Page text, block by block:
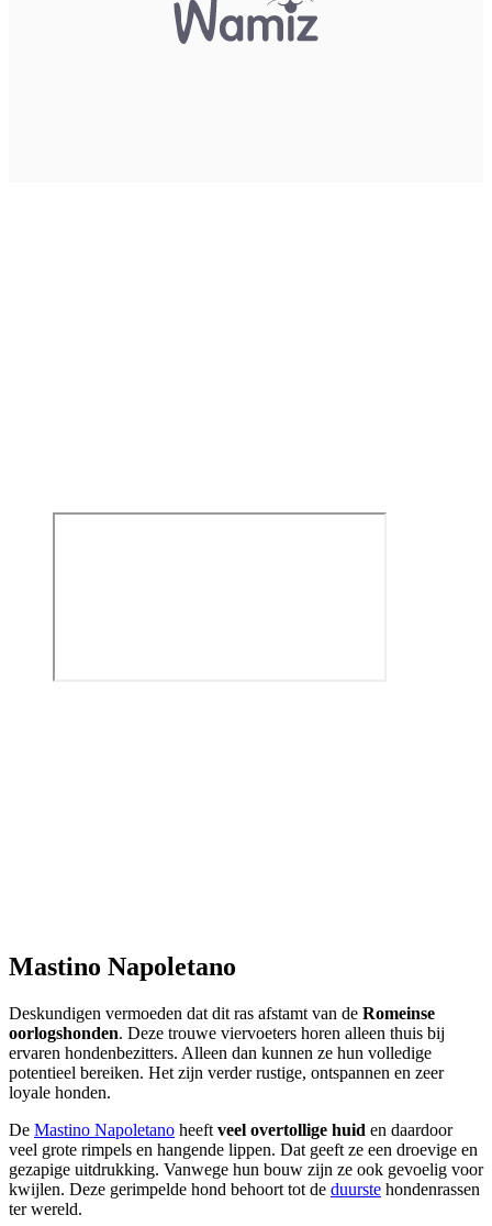
Mastino Napoletano
Deskundigen vermoeden dat dit ras afstamt van de Romeinse
oorlogshonden. Deze trouwe viervoeters horen alleen thuis bij
ervaren hondenbezitters. Alleen dan kunnen ze hun volledige
potentieel bereiken. Het zijn verder rustige, ontspannen en zeer
loyale honden.
De Mastino Napoletano heeft veel overtollige huid en daardoor
veel grote rimpels en hangende lippen. Dat geeft ze een droevige en
gezapige uitdrukking. Vanwege hun bouw zijn ze ook gevoelig voor
kwijlen. Deze gerimpelde hond behoort tot de duurste hondenrassen
ter wereld.